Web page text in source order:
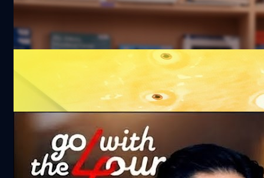
จบใน 1 ปี
18.3k views 24 days ago
น่ารักไปไหม ! พาทัวร์ดินแดนมินเนี่ยนเปิดใหม่ที่
โลตัสบางนา พร้อม Immersive Screen สุดยิ่ง
101.4k views 25 days ago
จริงไหม ‘ทอง’ ยิ่งถือยิ่งแพง ? | Go with The
Four
362.6k views 1 month ago